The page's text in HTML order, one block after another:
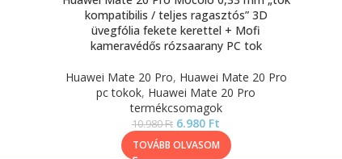
kompatibilis / teljes ragasztós” 3D
üvegfólia fekete kerettel + Mofi
kameravédős rózsaarany PC tok
Huawei Mate 20 Pro, Huawei Mate 20 Pro
pc tokok, Huawei Mate 20 Pro
termékcsomagok
10.980Ft 6.980 Ft
TOVÁBB OLVASOM